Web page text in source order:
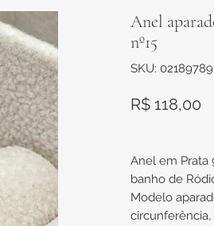
Anel
nº15
SKU: 02189789
R$ 118,00
Anel em Prata
banho de
Modelo
circunferência,